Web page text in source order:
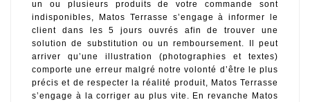
un ou plusieurs produits de votre commande sont
indisponibles, Matos Terrasse s’engage à informer le
client dans les 5 jours ouvrés afin de trouver une
solution de substitution ou un remboursement. Il peut
arriver qu’une illustration (photographies et textes)
comporte une erreur malgré notre volonté d’être le plus
précis et de respecter la réalité produit, Matos Terrasse
s’engage à la corriger au plus vite. En revanche Matos